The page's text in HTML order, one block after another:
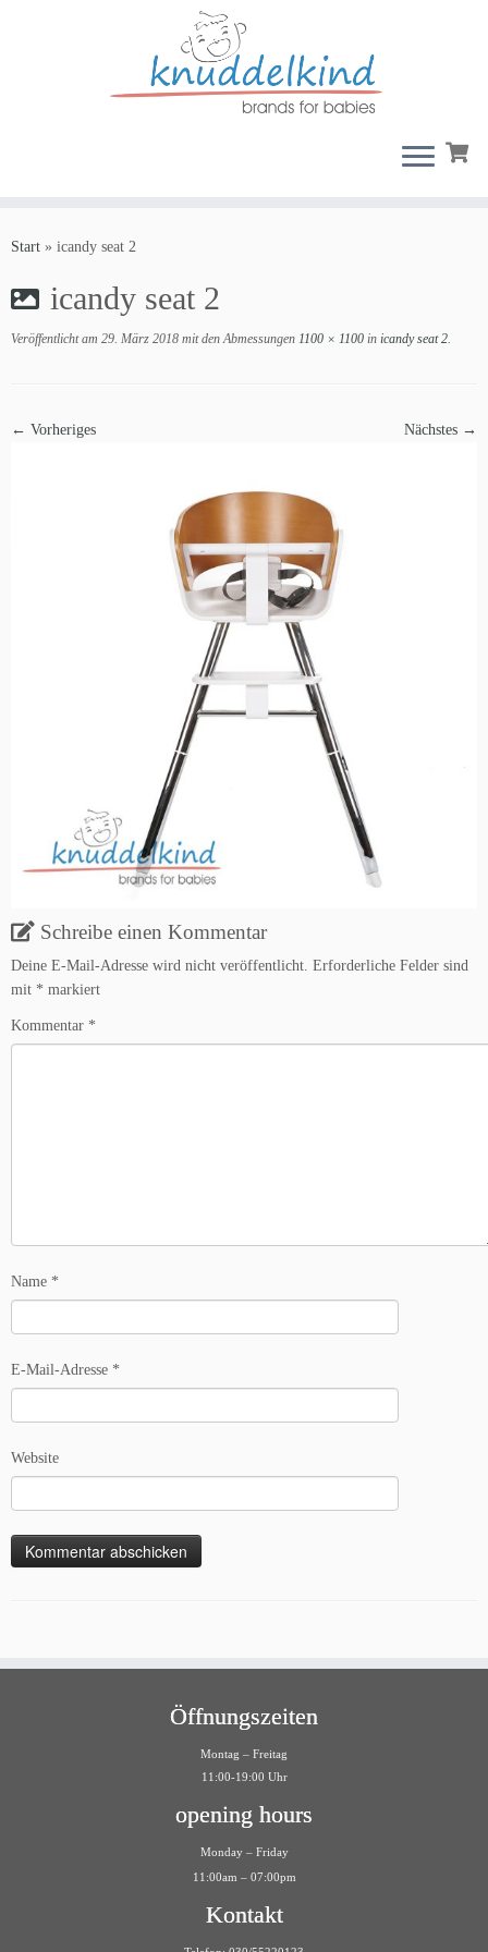
Inhalt
Start » icandy seat 2
icandy seat 2
Veröffentlicht am 29. März 2018 mit den Abmessungen 1100 × 1100 in icandy seat 2.
← Vorheriges Nächstes →
Schreibe einen Kommentar
Deine E-Mail-Adresse wird nicht veröffentlicht. Erforderliche Felder sind
mit * markiert
Kommentar *
Name *
E-Mail-Adresse *
Website
Öffnungszeiten
Montag – Freitag
11:00-19:00 Uhr
opening hours
Monday – Friday
11:00am – 07:00pm
Kontakt